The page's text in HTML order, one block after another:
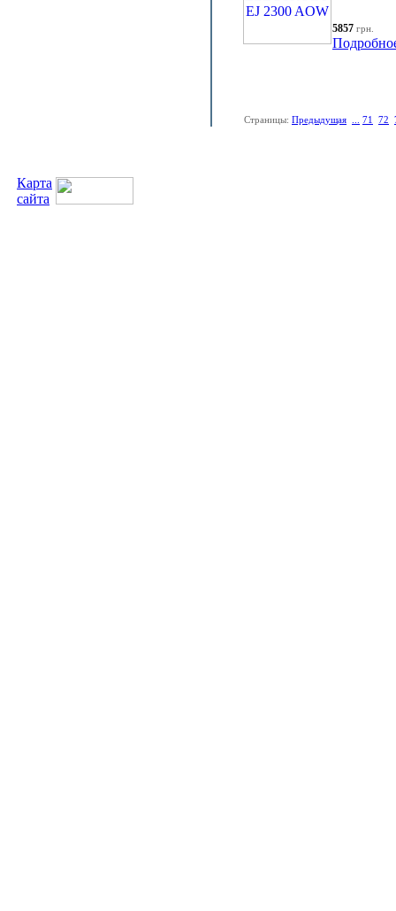
5857 грн.
Страницы: Предыдущая 71 72
Карта
сайта